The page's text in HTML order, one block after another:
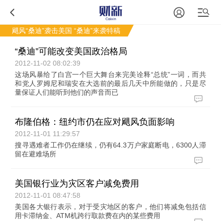
飓风“桑迪”袭击美国 “桑迪”来袭特稿
“桑迪”可能改变美国政治格局
2012-11-02 08:02:39
这场风暴给了白宫一个巨大舞台来完美诠释“总统”一词，而共
和党人罗姆尼和瑞安在大选前的最后几天中所能做的，只是尽
量保证人们能听到他们的声音而已
布隆伯格：纽约市仍在应对飓风负面影响
2012-11-01 11:29:57
搜寻遇难者工作仍在继续，仍有64.3万户家庭断电，6300人滞
留在避难场所
美国银行业为灾区客户减免费用
2012-11-01 08:47:58
美国各大银行表示，对于受灾地区的客户，他们将减免包括信
用卡滞纳金、ATM机跨行取款费在内的某些费用